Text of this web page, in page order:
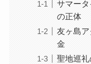
サマー
の正体
友ヶ島
金
聖地巡